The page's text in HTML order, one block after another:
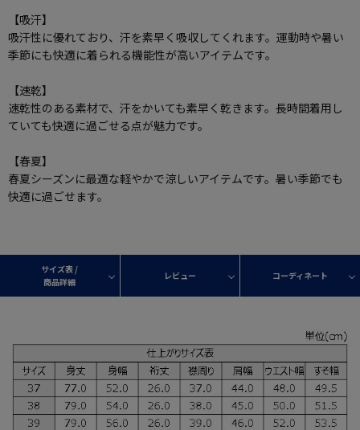
【吸汗】
吸汗性に優れており、汗を素早く吸収してくれます。運動時や暑い
季節にも快適に着られる機能性が高いアイテムです。
【速乾】
速乾性のある素材で、汗をかいても素早く乾きます。長時間着用し
ていても快適に過ごせる点が魅力です。
【春夏】
春夏シーズンに最適な軽やかで涼しいアイテムです。暑い季節でも
快適に過ごせます。
サイズ表 /
商品詳細
レビュー コーディネート